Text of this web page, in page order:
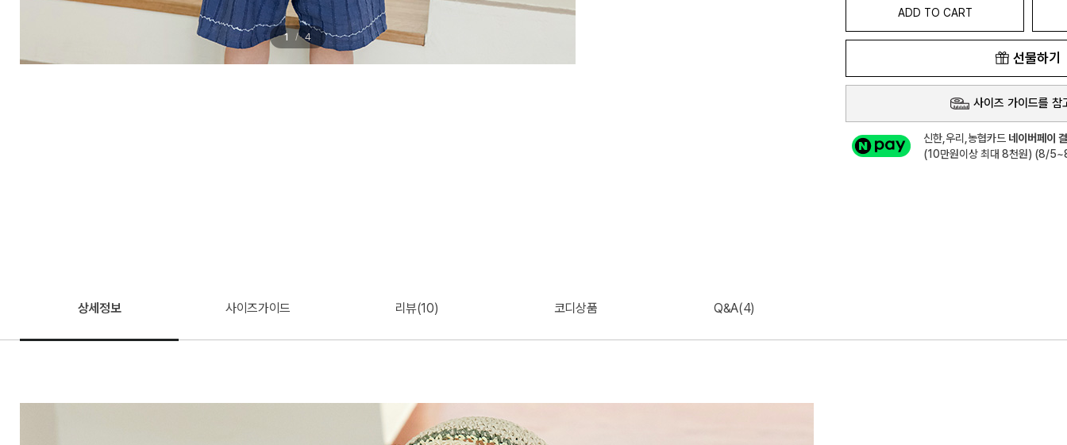
1 / 4
ADD TO CART
선물하기
사이즈 가이드를 참
신한,우리,농협카드 네이버페이
(10만원이상 최대 8천원) (8/
상세정보 사이즈가이드 리뷰(10) 코디상품 Q&A(4)